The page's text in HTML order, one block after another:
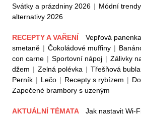
Svátky a prázdniny 2026 | Módní
alternativy 2026
RECEPTY A VAŘENÍ Vepřová panenka
smetaně | Čokoládové muffiny |
con carne | Sportovní nápoj | Zálivky
džem | Zelná polévka | Třešňová
Perník | Lečo | Recepty s rybízem |
Zapečené brambory s uzeným
AKTUÁLNÍ TÉMATA Jak nastavit Wi-